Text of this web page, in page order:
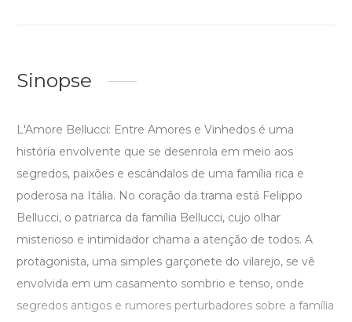
Sinopse
L'Amore Bellucci: Entre Amores e Vinhedos é uma
história envolvente que se desenrola em meio aos
segredos, paixões e escândalos de uma família rica e
poderosa na Itália. No coração da trama está Felippo
Bellucci, o patriarca da família Bellucci, cujo olhar
misterioso e intimidador chama a atenção de todos. A
protagonista, uma simples garçonete do vilarejo, se vê
envolvida em um casamento sombrio e tenso, onde
segredos antigos e rumores perturbadores sobre a família